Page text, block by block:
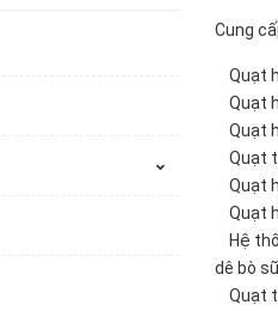
Cung
Quạt
Quạt
Quạt
Quạt
Quạt
Quạt
Hệ
dê bò
Quạt